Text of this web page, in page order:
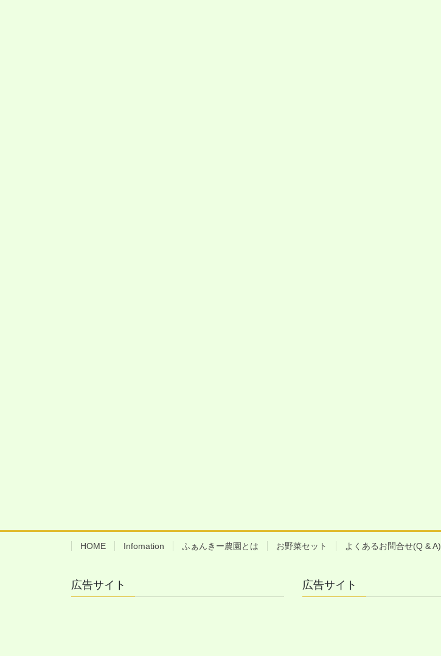
HOME Infomation ふぁんきー農園とは お野菜セット よくあるお問合せ(Q & A)
広告サイト 広告サイト